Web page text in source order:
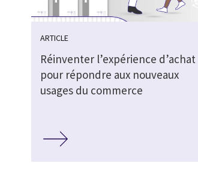
ARTICLE
Réinventer l’expérience d’achat
pour répondre aux nouveaux
usages du commerce